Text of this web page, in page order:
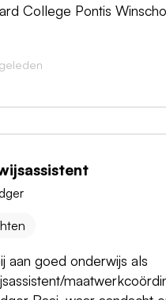
College Pontis
aan goed onderwijs als